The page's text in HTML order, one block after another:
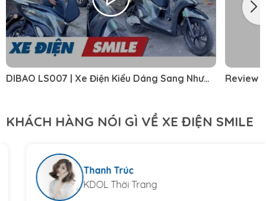
DIBAO LS007 | Xe Điện Kiểu Dáng Sang Như
Review
KHÁCH HÀNG NÓI GÌ VỀ XE ĐIỆN SMILE
Thanh Trúc
KDOL Thời Trang